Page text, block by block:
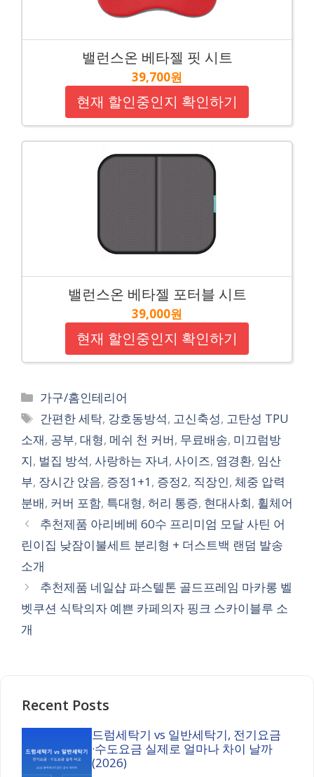
밸런스온 베타젤 핏 시트
39,700원
현재 할인중인지 확인하기
밸런스온 베타젤 포터블 시트
39,000원
현재 할인중인지 확인하기
Categories
가구/홈인테리어
Tags
간편한 세탁, 강호동방석, 고신축성, 고탄성 TPU
소재, 공부, 대형, 메쉬 천 커버, 무료배송, 미끄럼방
지, 벌집 방석, 사랑하는 자녀, 사이즈, 염경환, 임산
부, 장시간 앉음, 증정1+1, 증정2, 직장인, 체중 압력
분배, 커버 포함, 특대형, 허리 통증, 현대사회, 휠체어
추천제품 아리베베 60수 프리미엄 모달 사틴 어
린이집 낮잠이불세트 분리형 + 더스트백 랜덤 발송
소개
추천제품 네일샵 파스텔톤 골드프레임 마카롱 벨
벳쿠션 식탁의자 예쁜 카페의자 핑크 스카이블루 소
개
Recent Posts
드럼세탁기 vs 일반세탁기, 전기요금
·수도요금 실제로 얼마나 차이 날까
(2026)